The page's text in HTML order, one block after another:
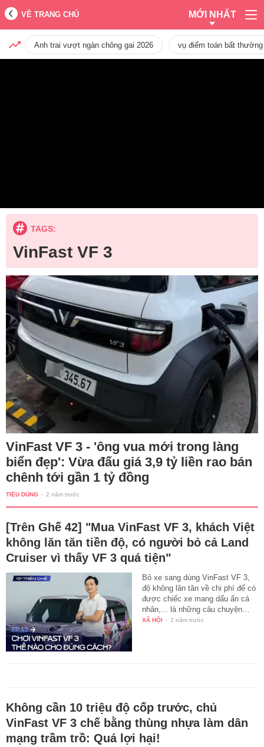
VỀ TRANG CHỦ MỚI NHẤT
Anh trai vượt ngàn chông gai 2026 vụ điểm toán bất
TAGS:
VinFast VF 3
VinFast VF 3 - 'ông vua mới trong làng
biển đẹp': Vừa đấu giá 3,9 tỷ liền rao bán
chênh tới gần 1 tỷ đồng
TIÊU DÙNG - 2 năm trước
[Trên Ghế 42] "Mua VinFast VF 3, khách Việt
không lăn tăn tiền độ, có người bỏ cả Land
Cruiser vì thấy VF 3 quá tiện"
Bỏ xe sang dùng VinFast VF 3,
độ không lăn tăn về chi phí để có
được chiếc xe mang dấu ấn cá
nhân,... là những câu chuyện…
XÃ HỘI - 2 năm trước
Không cần 10 triệu độ cốp trước, chủ
VinFast VF 3 chế bằng thùng nhựa làm dân
mạng trầm trồ: Quá lợi hại!